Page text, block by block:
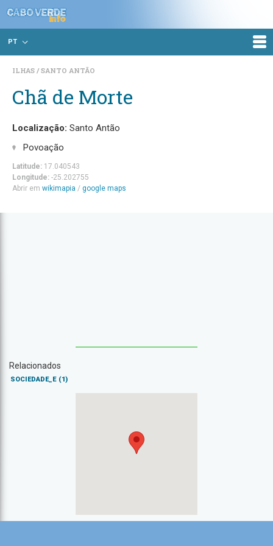
PT
ILHAS SANTO ANTÃO
Chã de Morte
Localização: Santo Antão
Povoação
Latitude: 17.040543
Longitude: -25.202755
Abrir em wikimapia / google maps
Relacionados
SOCIEDADE_E (1)